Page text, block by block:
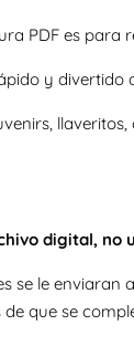
PDF es para
y divertido
digital, no
se le
que se